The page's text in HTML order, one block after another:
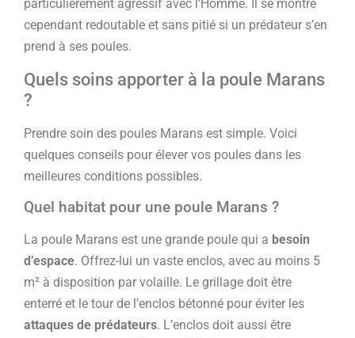
particulièrement agressif avec l’Homme. Il se montre
cependant redoutable et sans pitié si un prédateur s’en
prend à ses poules.
Quels soins apporter à la poule Marans
?
Prendre soin des poules Marans est simple. Voici
quelques conseils pour élever vos poules dans les
meilleures conditions possibles.
Quel habitat pour une poule Marans ?
La poule Marans est une grande poule qui a besoin
d’espace. Offrez-lui un vaste enclos, avec au moins 5
m² à disposition par volaille. Le grillage doit être
enterré et le tour de l’enclos bétonné pour éviter les
attaques de prédateurs. L’enclos doit aussi être